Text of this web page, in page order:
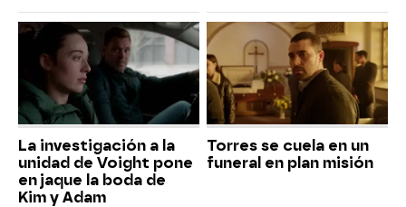
La investigación a la
unidad de Voight pone
en jaque la boda de
Kim y Adam
Torres se cuela en un
funeral en plan misión